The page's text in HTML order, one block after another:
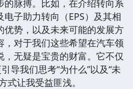
的脉搏。比如，在介绍转向系
子助力转向（EPS）及其相
优势，以及未来可能的发展方
，对于我们这些希望在汽车领
无疑是宝贵的财富。它不仅
导我们思考“为什么”以及“未
式让我受益匪浅。